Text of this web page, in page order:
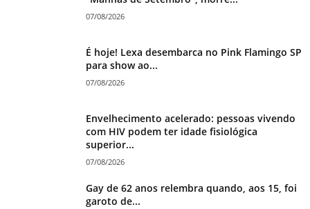
07/08/2026
É hoje! Lexa desembarca no Pink Flamingo SP
para show ao...
07/08/2026
Envelhecimento acelerado: pessoas vivendo
com HIV podem ter idade fisiológica
superior...
07/08/2026
Gay de 62 anos relembra quando, aos 15, foi
garoto de...